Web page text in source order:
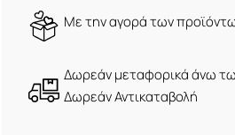
Mε την αγορά των
Δωρεάν μεταφορικά άνω
Δωρεάν Αντικαταβολή